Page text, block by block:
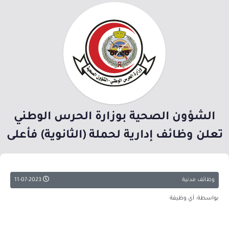
الشؤون الصحية بوزارة الحرس الوطني
تعلن وظائف إدارية لحملة (الثانوية) فأعلى
وظائف مدنية
بواسطة: أي وظيفة